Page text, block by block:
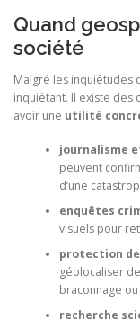
Quand
société
Malgré les inquiétudes
inquiétant. Il existe des
avoir une utilité
journalisme
peuvent
d’une
enquêtes
visuels pour
protection
géolocaliser
braconnage
recherche